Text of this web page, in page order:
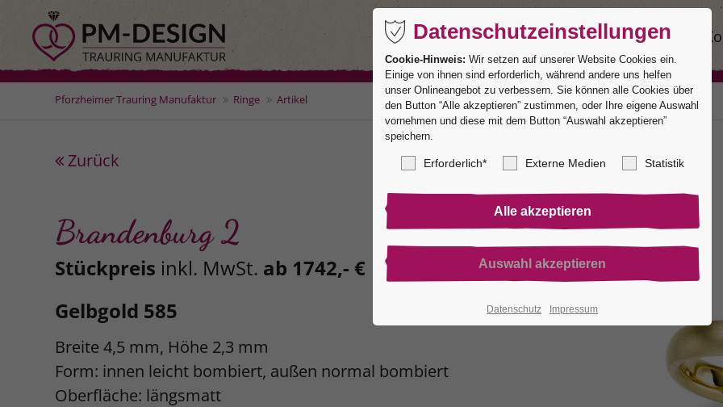
Ringe Service Manufaktur
Pforzheimer Trauring Manufaktur Ringe Artikel
Zurück
Brandenburg 2
Stückpreis inkl. MwSt. ab 1742,- €
Gelbgold 585
Breite 4,5 mm, Höhe 2,3 mm
Form: innen leicht bombiert, außen normal bombiert
Oberfläche: längsmatt
Datenschutzeinstellungen
Cookie-Hinweis: Wir setzen auf unserer Website Cookies ein.
Einige von ihnen sind erforderlich, während andere uns helfen
unser Onlineangebot zu verbessern. Sie können alle Cookies über
den Button “Alle akzeptieren” zustimmen, oder Ihre eigene Auswahl
vornehmen und diese mit dem Button “Auswahl akzeptieren”
speichern.
Erforderlich* Externe Medien Statistik
Datenschutz Impressum